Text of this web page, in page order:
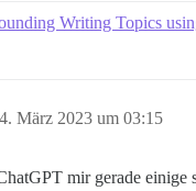
Writing Topics
März 2023 um 03:15
mir gerade